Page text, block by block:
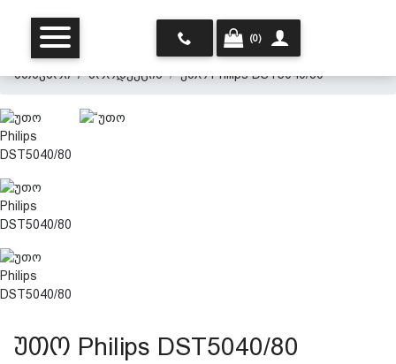
მთავარი
ჩვენ შესახებ
პროდუქცია
(0)
მთავარი პროდუქცია უთო Philips DST5040/80
უთო Philips DST5040/80